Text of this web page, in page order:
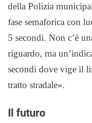
della Polizia
fase semaforica con
5 secondi. Non c’è
riguardo, ma
secondi dove vige il
tratto stradale».
Il futuro